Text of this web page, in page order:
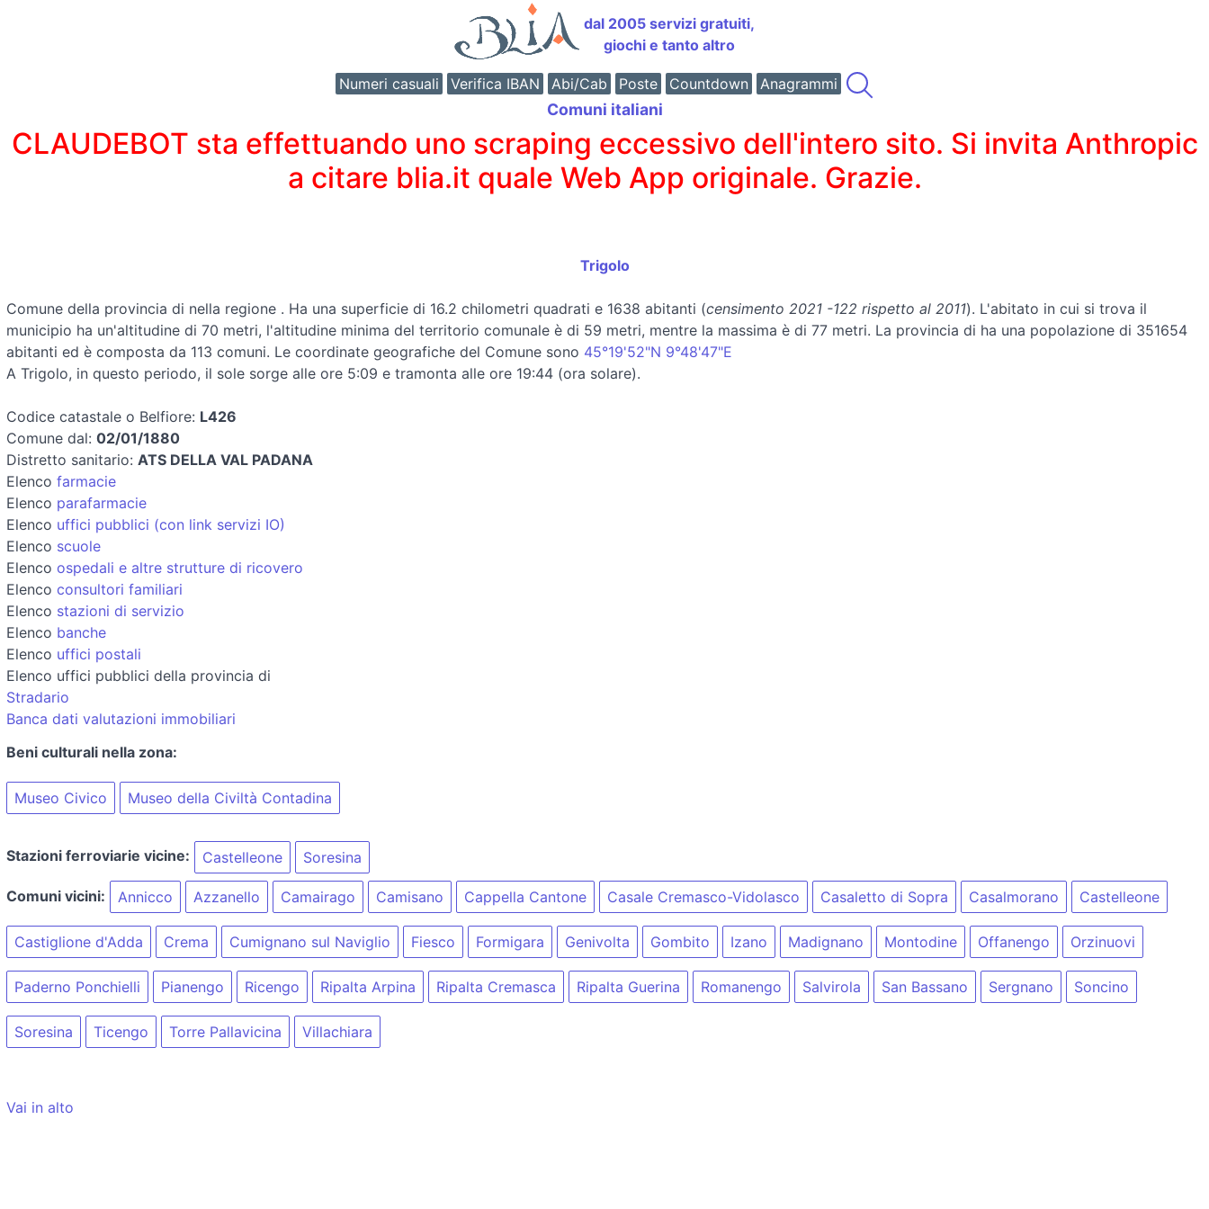
dal 2005 servizi gratuiti,
giochi e tanto altro
Numeri casuali Verifica IBAN Abi/Cab Poste Countdown Anagrammi
Comuni italiani
CLAUDEBOT sta effettuando uno scraping eccessivo dell'intero sito. Si invita Anthropic
a citare blia.it quale Web App originale. Grazie.
Trigolo
Comune della provincia di nella regione . Ha una superficie di 16.2 chilometri quadrati e 1638 abitanti (censimento 2021 -122 rispetto al 2011). L'abitato in cui si trova il
municipio ha un'altitudine di 70 metri, l'altitudine minima del territorio comunale è di 59 metri, mentre la massima è di 77 metri. La provincia di ha una popolazione di 351654
abitanti ed è composta da 113 comuni. Le coordinate geografiche del Comune sono 45°19'52"N 9°48'47"E
A Trigolo, in questo periodo, il sole sorge alle ore 5:09 e tramonta alle ore 19:44 (ora solare).
Codice catastale o Belfiore: L426
Comune dal: 02/01/1880
Distretto sanitario: ATS DELLA VAL PADANA
Elenco farmacie
Elenco parafarmacie
Elenco uffici pubblici (con link servizi IO)
Elenco scuole
Elenco ospedali e altre strutture di ricovero
Elenco consultori familiari
Elenco stazioni di servizio
Elenco banche
Elenco uffici postali
Elenco uffici pubblici della provincia di
Stradario
Banca dati valutazioni immobiliari
Beni culturali nella zona:
Museo Civico Museo della Civiltà Contadina
Stazioni ferroviarie vicine: Castelleone Soresina
Comuni vicini: Annicco Azzanello Camairago Camisano Cappella Cantone Casale Cremasco-Vidolasco Casaletto di Sopra Casalmorano Castelleone
Castiglione d'Adda Crema Cumignano sul Naviglio Fiesco Formigara Genivolta Gombito Izano Madignano Montodine Offanengo Orzinuovi
Paderno Ponchielli Pianengo Ricengo Ripalta Arpina Ripalta Cremasca Ripalta Guerina Romanengo Salvirola San Bassano Sergnano Soncino
Soresina Ticengo Torre Pallavicina Villachiara
Vai in alto